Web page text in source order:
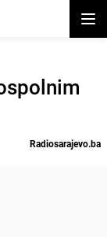
Radiosarajevo.ba